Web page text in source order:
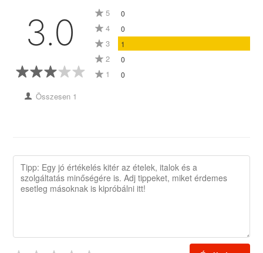
3.0
Összesen 1
5 0
4 0
3 1
2 0
1 0